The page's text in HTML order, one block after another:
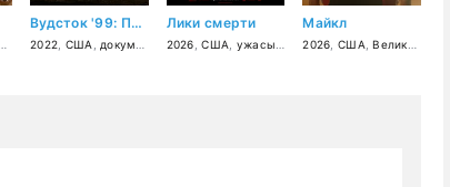
боевик
,документальный
Вудсток '99: Полный провал
2022 США документальный ,музыка
Лики смерти
2026 ,США ужасы триллер ,детектив,криминал
Майкл
2026 США ,Великобритания